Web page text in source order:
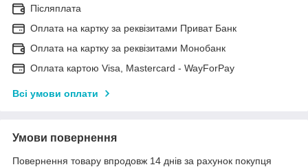
Післяплата
Оплата на картку за реквізитами Приват Банк
Оплата на картку за реквізитами Монобанк
Оплата картою Visa, Mastercard - WayForPay
Всі умови оплати
Умови повернення
Повернення товару впродовж 14 днів за рахунок покупця